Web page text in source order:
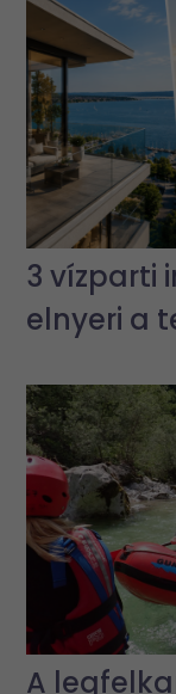
3 vízparti
elnyeri a
A